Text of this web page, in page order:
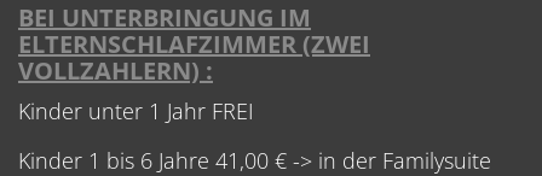
BEI UNTERBRINGUNG IM
ELTERNSCHLAFZIMMER (ZWEI
VOLLZAHLERN) :
Kinder unter 1 Jahr FREI
Kinder 1 bis 6 Jahre 41,00 € -> in der Familysuite